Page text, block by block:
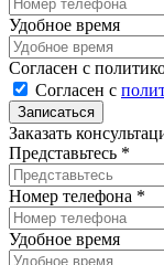
Удобное время
Согласен с
Согласен с
Заказать
Представьтесь *
Номер телефона *
Удобное время